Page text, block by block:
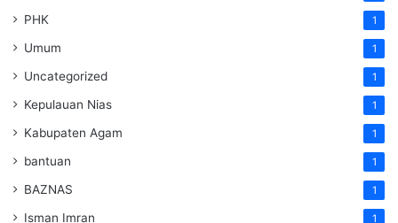
PHK 1
Umum 1
Uncategorized 1
Kepulauan Nias 1
Kabupaten Agam 1
bantuan 1
BAZNAS 1
Isman Imran 1